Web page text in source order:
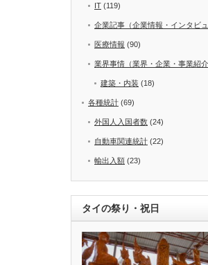
IT (119)
企業記事（企業情報・インタビュ
医療情報 (90)
業界事情（業界・企業・事業紹介
建築・内装 (18)
各種統計 (69)
外国人入国者数 (24)
自動車関連統計 (22)
輸出入額 (23)
タイの祭り・祝日